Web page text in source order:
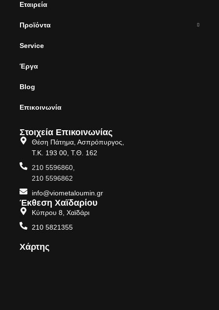
Εταιρεία
Προϊόντα
Service
Έργα
Blog
Επικοινωνία
Στοιχεία Επικοινωνίας
Θέση Πάτημα, Ασπρόπυργος,
Τ.Κ. 193 00, Τ.Θ. 162
210 5596860,
210 5596862
info@viometaloumin.gr
Έκθεση Χαϊδαρίου
Κύπρου 8, Χαϊδάρι
210 5821355
Χάρτης